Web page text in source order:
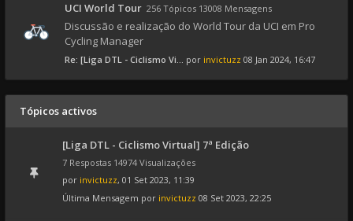
UCI World Tour 256 Tópicos 13008 Mensagens
Discussão e realização do World Tour da UCI em Pro
Cycling Manager
Re: [Liga DTL - Ciclismo Vi... por invictuzz 08 Jan 2024, 16:47
Tópicos activos
[Liga DTL - Ciclismo Virtual] 7ª Edição
7 Respostas 14974 Visualizações
por invictuzz, 01 Set 2023, 11:39
Última Mensagem por invictuzz 08 Set 2023, 22:25